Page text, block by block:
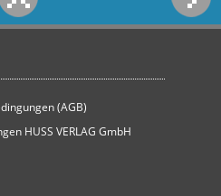
(AGB)
HUSS VERLAG GmbH